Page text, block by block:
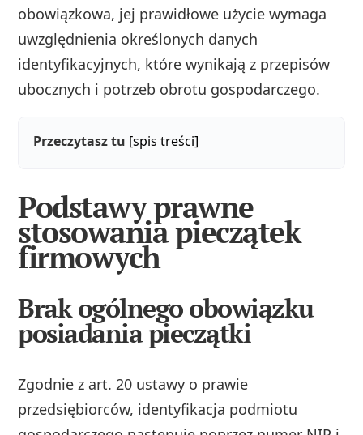
obowiązkowa, jej prawidłowe użycie wymaga
uwzględnienia określonych danych
identyfikacyjnych, które wynikają z przepisów
ubocznych i potrzeb obrotu gospodarczego.
Przeczytasz tu [spis treści]
Podstawy prawne
stosowania pieczątek
firmowych
Brak ogólnego obowiązku
posiadania pieczątki
Zgodnie z art. 20 ustawy o prawie
przedsiębiorców, identyfikacja podmiotu